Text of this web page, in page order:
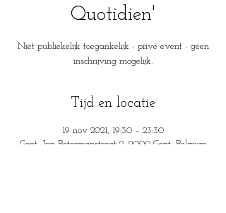
Quotidien'
Niet publiekelijk toegankelijk - privé event - geen
inschrijving mogelijk.
Tijd en locatie
19 nov 2021, 19:30 – 23:30
Gent, Jan Botermanstraat 2, 9000 Gent, Belgium